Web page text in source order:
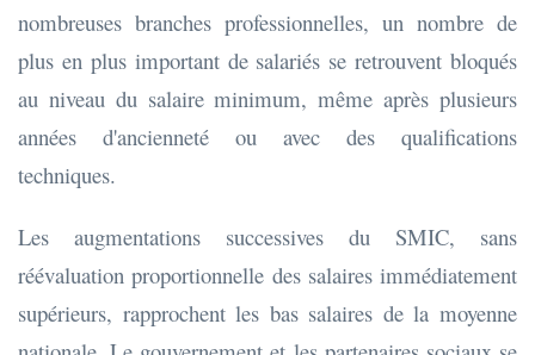
nombreuses branches professionnelles, un nombre de
plus en plus important de salariés se retrouvent bloqués
au niveau du salaire minimum, même après plusieurs
années d'ancienneté ou avec des qualifications
techniques.
Les augmentations successives du SMIC, sans
réévaluation proportionnelle des salaires immédiatement
supérieurs, rapprochent les bas salaires de la moyenne